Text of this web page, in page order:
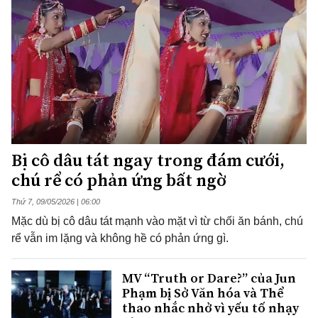
Bị cô dâu tát ngay trong đám cưới,
chú rể có phản ứng bất ngờ
Thứ 7, 09/05/2026 | 06:00
Mặc dù bị cô dâu tát mạnh vào mặt vì từ chối ăn bánh, chú
rể vẫn im lặng và không hề có phản ứng gì.
MV “Truth or Dare?” của Jun
Phạm bị Sở Văn hóa và Thể
thao nhắc nhở vì yếu tố nhạy